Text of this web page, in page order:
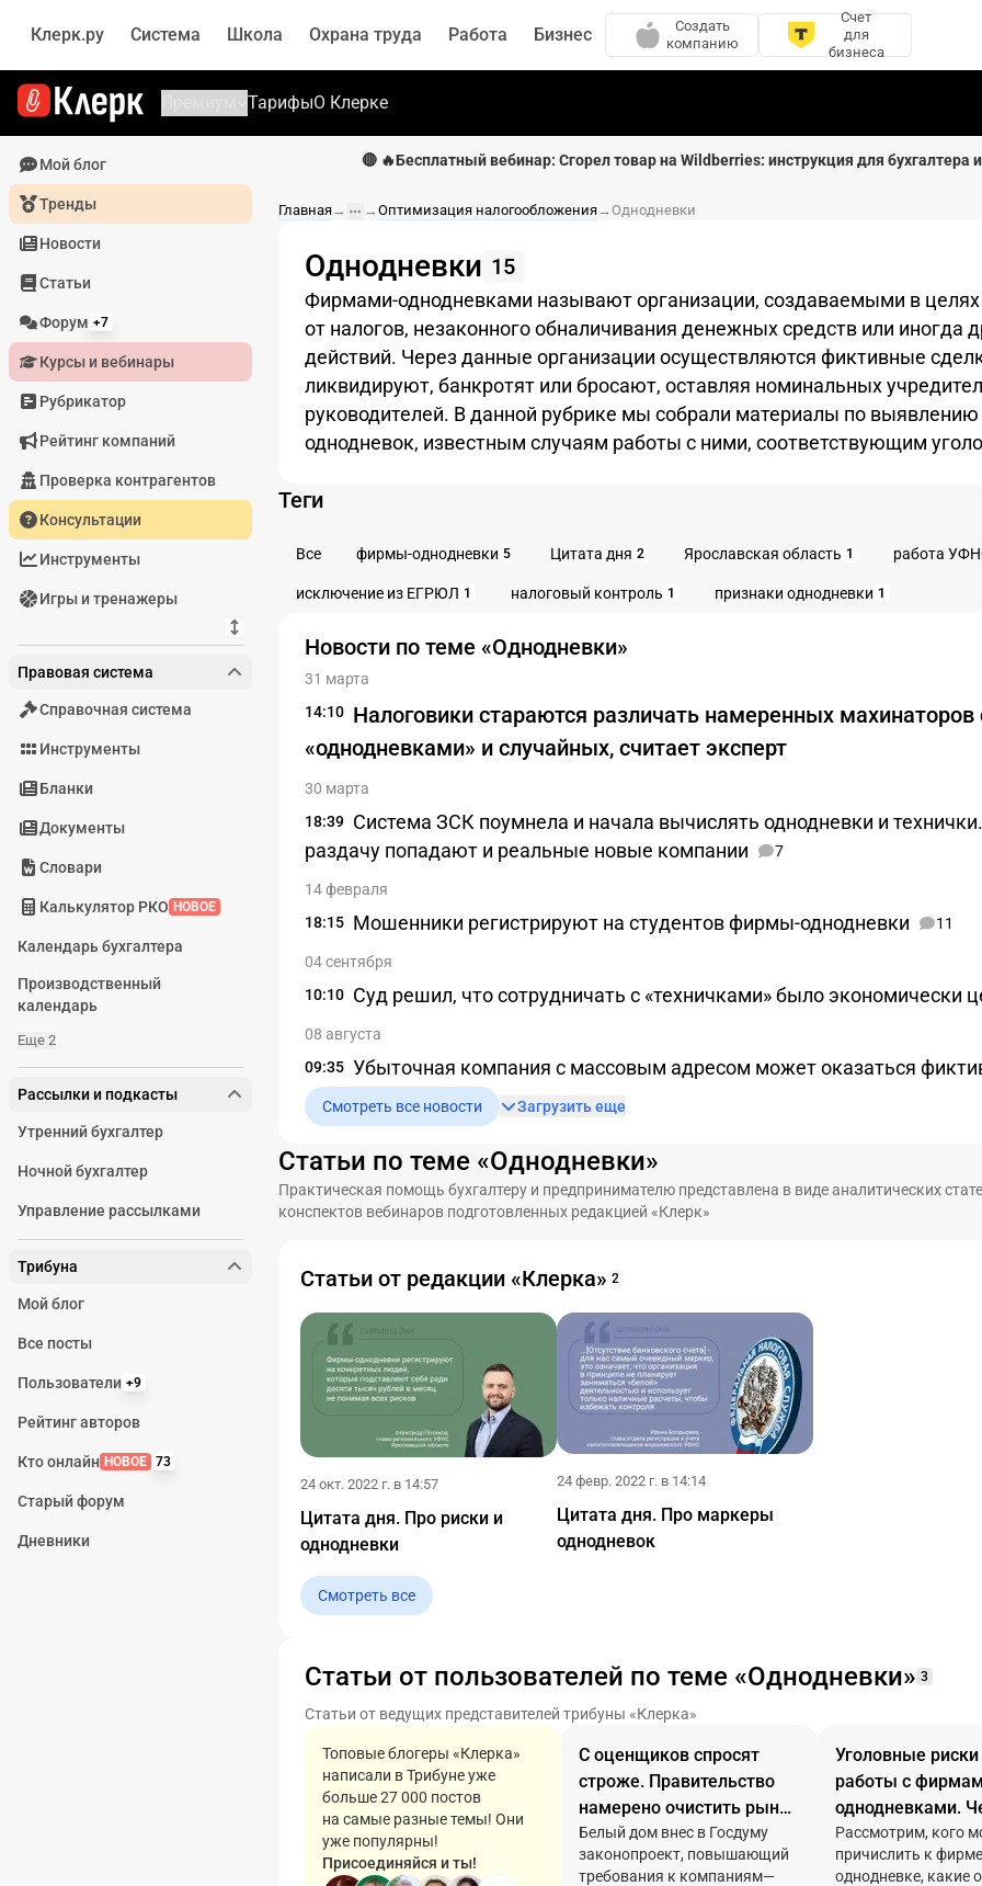
Клерк.ру Система Школа Охрана труда Работа Бизнес
Создать
компанию
Счет
для
бизнеса
ТарифыО Клерке
Мой блог
Тренды
Новости
Статьи
Форум +7
Курсы и вебинары
Рубрикатор
Рейтинг компаний
Проверка контрагентов
Консультации
Инструменты
Игры и тренажеры
Правовая система
Справочная система
Инструменты
Бланки
Документы
Словари
Калькулятор РКО НОВОЕ
Календарь бухгалтера
Производственный
календарь
Еще 2
Рассылки и подкасты
Утренний бухгалтер
Ночной бухгалтер
Управление рассылками
Трибуна
Мой блог
Все посты
Пользователи +9
Рейтинг авторов
Кто онлайн НОВОЕ 73
Старый форум
Дневники
🔴 🔥Бесплатный вебинар: Сгорел товар на Wildberries: инструкция для бухгалтера
Главная→ → Оптимизация налогообложения→ Однодневки
Однодневки 15
Фирмами-однодневками называют организации, создаваемыми в целях
от налогов, незаконного обналичивания денежных средств или иногда
действий. Через данные организации осуществляются фиктивные
ликвидируют, банкротят или бросают, оставляя номинальных
руководителей. В данной рубрике мы собрали материалы по выявлению
однодневок, известным случаям работы с ними, соответствующим
Теги
Все фирмы-однодневки 5 Цитата дня 2 Ярославская область 1 работа
исключение из ЕГРЮЛ 1 налоговый контроль 1 признаки однодневки 1
Новости по теме «Однодневки»
31 марта
14:10 Налоговики стараются различать намеренных махинаторов
«однодневками» и случайных, считает эксперт
30 марта
18:39 Система ЗСК поумнела и начала вычислять однодневки и
раздачу попадают и реальные новые компании
7
14 февраля
18:15 Мошенники регистрируют на студентов фирмы-однодневки 11
04 сентября
10:10 Суд решил, что сотрудничать с «техничками» было экономически
08 августа
09:35 Убыточная компания с массовым адресом может оказаться
Смотреть все новости Загрузить еще
Статьи по теме «Однодневки»
Практическая помощь бухгалтеру и предпринимателю представлена в виде аналитических
конспектов вебинаров подготовленных редакцией «Клерк»
Статьи от редакции «Клерка» 2
24 окт. 2022 г. в 14:57
Цитата дня. Про риски и
однодневки
24 февр. 2022 г. в 14:14
Цитата дня. Про маркеры
однодневок
Смотреть все
Статьи от пользователей по теме «Однодневки» 3
Статьи от ведущих представителей трибуны «Клерка»
Топовые блогеры «Клерка»
написали в Трибуне уже
больше 27 000 постов
на самые разные темы! Они
уже популярны!
Присоединяйся и ты!
С оценщиков спросят
строже. Правительство
намерено очистить рынок
оценки от однодневок
Белый дом внес в Госдуму
законопроект, повышающий
требования к компаниям—
Уголовные риски
работы с
однодневками.
рискует бизнес
Рассмотрим, кого
причислить к
однодневке, какие